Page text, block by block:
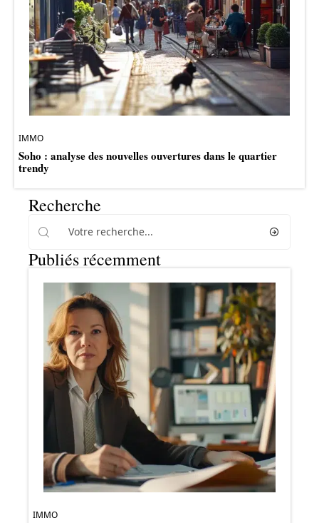
IMMO
Soho : analyse des nouvelles ouvertures dans le quartier
trendy
Recherche
Publiés récemment
IMMO